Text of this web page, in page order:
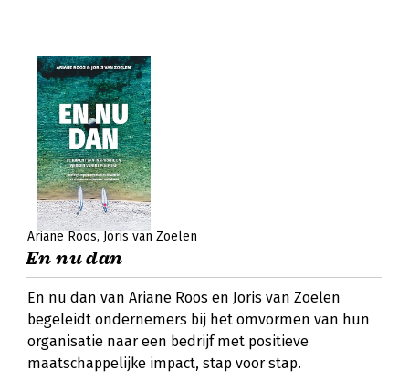
Ariane Roos Joris van Zoelen
En nu dan
En nu dan van Ariane Roos en Joris van Zoelen
begeleidt ondernemers bij het omvormen van hun
organisatie naar een bedrijf met positieve
maatschappelijke impact, stap voor stap.